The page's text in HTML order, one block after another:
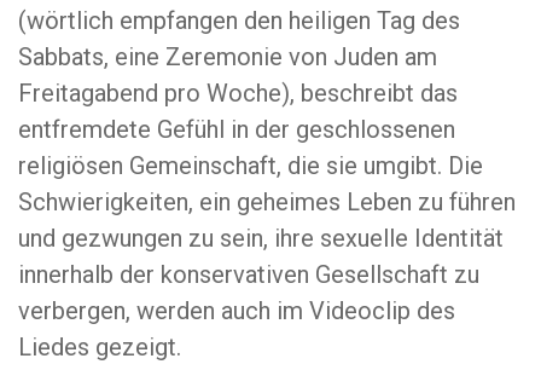
(wörtlich empfangen den heiligen Tag des
Sabbats, eine Zeremonie von Juden am
Freitagabend pro Woche), beschreibt das
entfremdete Gefühl in der geschlossenen
religiösen Gemeinschaft, die sie umgibt. Die
Schwierigkeiten, ein geheimes Leben zu führen
und gezwungen zu sein, ihre sexuelle Identität
innerhalb der konservativen Gesellschaft zu
verbergen, werden auch im Videoclip des
Liedes gezeigt.